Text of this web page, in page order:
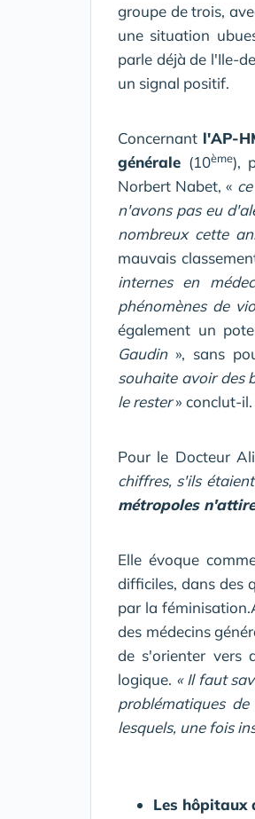
groupe de trois,
une situation
parle déjà de l'Ile-
un signal positif.
Concernant l'AP-
générale (10ème),
Norbert Nabet, «
n'avons pas eu
nombreux cette
mauvais
internes en
phénomènes de
également un
Gaudin», sans
souhaite avoir des
le rester» conclut-il.
Pour le Docteur
chiffres, s'ils
métropoles
Elle évoque
difficiles, dans des
par la
des médecins
de s'orienter vers
logique. « Il faut
problématiques
lesquels, une fois
Les hôpitaux